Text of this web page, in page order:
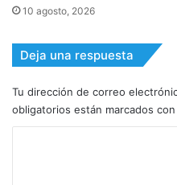
10 agosto, 2026
Deja una respuesta
Tu dirección de correo
obligatorios están marcados con